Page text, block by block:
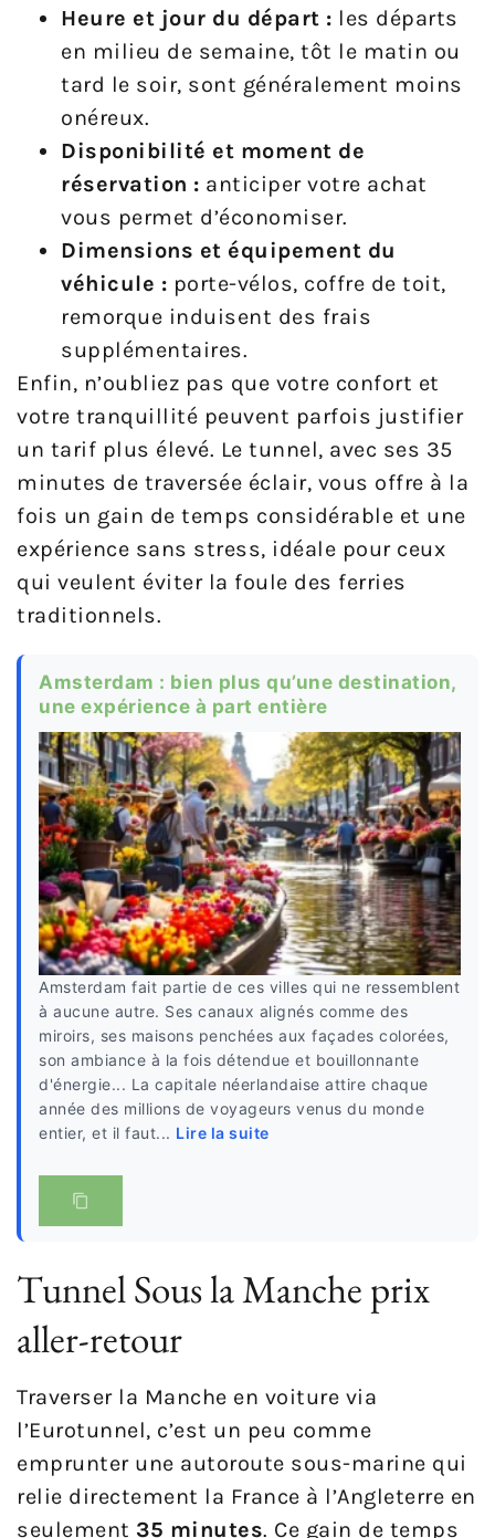
Heure et jour du départ : les départs
en milieu de semaine, tôt le matin ou
tard le soir, sont généralement moins
onéreux.
Disponibilité et moment de
réservation : anticiper votre achat
vous permet d’économiser.
Dimensions et équipement du
véhicule : porte-vélos, coffre de toit,
remorque induisent des frais
supplémentaires.
Enfin, n’oubliez pas que votre confort et
votre tranquillité peuvent parfois justifier
un tarif plus élevé. Le tunnel, avec ses 35
minutes de traversée éclair, vous offre à la
fois un gain de temps considérable et une
expérience sans stress, idéale pour ceux
qui veulent éviter la foule des ferries
traditionnels.
Amsterdam : bien plus qu’une destination,
une expérience à part entière
Amsterdam fait partie de ces villes qui ne ressemblent
à aucune autre. Ses canaux alignés comme des
miroirs, ses maisons penchées aux façades colorées,
son ambiance à la fois détendue et bouillonnante
d'énergie... La capitale néerlandaise attire chaque
année des millions de voyageurs venus du monde
entier, et il faut... Lire la suite
Tunnel Sous la Manche prix
aller-retour
Traverser la Manche en voiture via
l’Eurotunnel, c’est un peu comme
emprunter une autoroute sous-marine qui
relie directement la France à l’Angleterre en
seulement 35 minutes. Ce gain de temps